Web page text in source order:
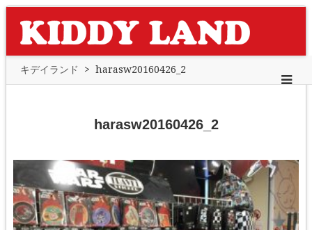
キデイランド > harasw20160426_2
harasw20160426_2